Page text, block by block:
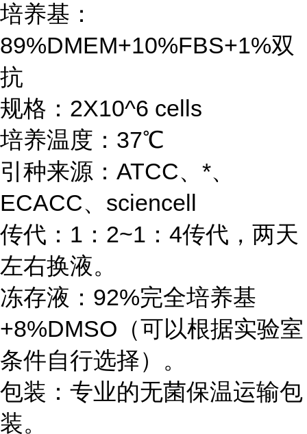
培养基：
89%DMEM+10%FBS+1%双
抗
规格：2X10^6 cells
培养温度：37℃
引种来源：ATCC、*、
ECACC、sciencell
传代：1：2~1：4传代，两天
左右换液。
冻存液：92%完全培养基
+8%DMSO（可以根据实验室
条件自行选择）。
包装：专业的无菌保温运输包
装。